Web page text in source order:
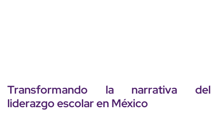
Transformando la narrativa del
liderazgo escolaren México